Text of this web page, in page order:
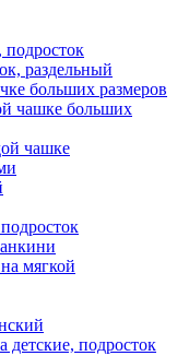
раздельный
больших размеров
чашке больших
чашке
мягкой
детские, подросток